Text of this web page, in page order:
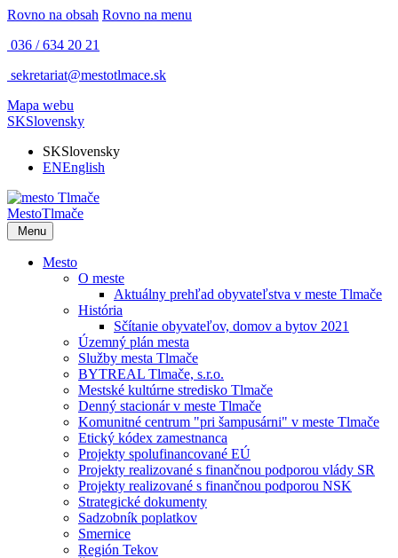
Rovno na obsah Rovno na menu
036 / 634 20 21
sekretariat@mestotlmace.sk
Mapa webu
SKSlovensky
SKSlovensky
ENEnglish
MestoTlmače
Menu
Mesto
O meste
Aktuálny prehľad obyvateľstva v meste Tlmače
História
Sčítanie obyvateľov, domov a bytov 2021
Územný plán mesta
Služby mesta Tlmače
BYTREAL Tlmače, s.r.o.
Mestské kultúrne stredisko Tlmače
Denný stacionár v meste Tlmače
Komunitné centrum "pri šampusárni" v meste Tlmače
Etický kódex zamestnanca
Projekty spolufinancované EÚ
Projekty realizované s finančnou podporou vlády SR
Projekty realizované s finančnou podporou NSK
Strategické dokumenty
Sadzobník poplatkov
Smernice
Región Tekov